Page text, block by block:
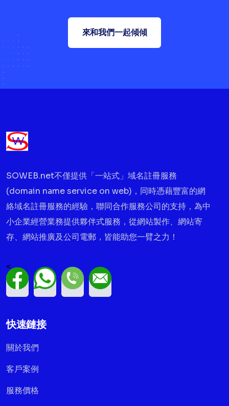
來和我們一起傾傾
SOWEB.net不僅提供「一站式」域名註冊服務
(domain name service on web)，同時憑藉豐富的網
絡域名註冊服務的經驗，聯同合作服務公司的支持，為中
小企業經營業務提供夥伴式服務，從網站製作、網站寄
存、網站推廣及公司電郵，皆能助您一臂之力！
<
快速鏈接
關於我們
客戶案例
服務價格